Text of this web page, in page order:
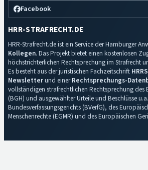
Facebook
HRR-STRAFRECHT.DE
HRR-Strafrecht.de ist ein Service der Hamburger
Kollegen. Das Projekt bietet einen kostenlosen
höchstrichterlichen Rechtsprechung im Strafrecht
Es besteht aus der juristischen Fachzeitschrift HRRS
Newsletterund einerRechtsprechungs-
vollständigen strafrechtlichen Rechtsprechung des
(BGH) und ausgewählter Urteile und Beschlüsse
Bundesverfassungsgerichts (BVerfG), des
Menschenrechte (EGMR) und des Europäischen